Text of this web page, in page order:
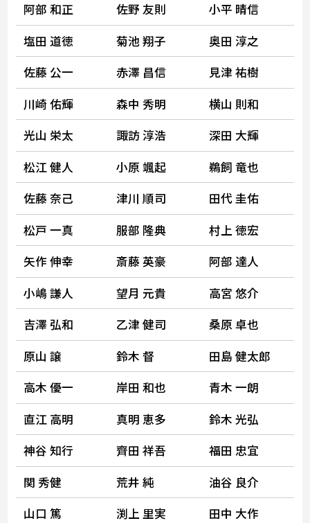
阿部 和正
佐野 友則
小平 晴信
塩田 道徳
菊池 翔子
奥田 淳之
佐藤 公一
赤澤 昌信
見津 祐樹
川崎 佑輝
森中 秀明
横山 則和
光山 栄太
諏訪 淳浩
深田 大輝
松江 健人
小原 颯起
鵜飼 竜也
佐藤 奈己
津川 順司
田代 圭佑
松戸 一真
服部 隆典
村上 徳宏
矢作 伸幸
斎藤 英豪
阿部 達人
小嶋 謙人
望月 元貴
高宮 悠介
吉澤 弘和
乙津 健司
桑原 卓也
原山 譲
鈴木 督
田島 健太郎
高木 優一
岸田 和也
青木 一朗
直江 高明
真明 恵多
鈴木 光弘
神谷 知行
齊田 祥吾
福田 忠宜
関 秀健
荒井 純
油谷 良介
山口 篤
渕上 里実
田中 大作